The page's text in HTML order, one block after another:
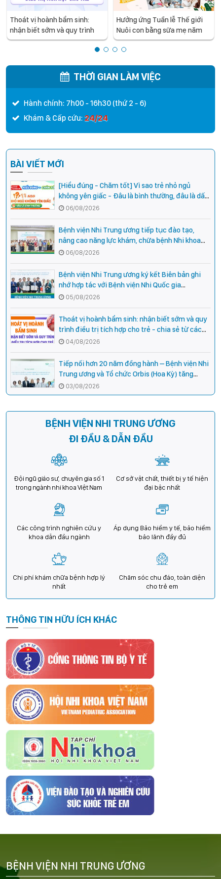
Thoát vị hoành bẩm sinh:
nhận biết sớm và quy trình
điều trị tích hợp cho trẻ -
Hưởng ứng Tuần lễ Thế giới
Nuôi con bằng sữa mẹ năm
2026
THỜI GIAN LÀM VIỆC
Hành chính: 7h00 - 16h30 (thứ 2 - 6)
Khám & Cấp cứu: 24/24
BÀI VIẾT MỚI
[Hiểu đúng - Chăm tốt] Vì sao trẻ nhỏ ngủ
không yên giấc - Đâu là bình thường, đâu là dấu
hiệu cần đi khám ngay?
06/08/2026
Bệnh viện Nhi Trung ương tiếp tục đào tạo,
nâng cao năng lực khám, chữa bệnh Nhi khoa
cho cán bộ y tế tại các tỉnh miền núi phía Bắc
06/08/2026
Bệnh viện Nhi Trung ương ký kết Biên bản ghi
nhớ hợp tác với Bệnh viện Nhi Quốc gia
Campuchia
05/08/2026
Thoát vị hoành bẩm sinh: nhận biết sớm và quy
trình điều trị tích hợp cho trẻ - chia sẻ từ các
chuyên gia hàng đầu của Bệnh Viện Nhi Trung
ương
04/08/2026
Tiếp nối hơn 20 năm đồng hành – Bệnh viện Nhi
Trung ương và Tổ chức Orbis (Hoa Kỳ) tăng
cường hợp tác, mở rộng cơ hội bảo vệ thị lực
cho trẻ em Việt Nam
03/08/2026
BỆNH VIỆN NHI TRUNG ƯƠNG
ĐI ĐẦU & DẪN ĐẦU
Đội ngũ giáo sư, chuyên gia số 1
trong ngành nhi khoa Việt Nam
Cơ sở vật chất, thiết bị y tế hiện
đại bậc nhất
Các công trình nghiên cứu y
khoa dẫn đầu ngành
Áp dụng Bảo hiểm y tế, bảo hiểm
bảo lãnh đầy đủ
Chi phí khám chữa bệnh hợp lý
nhất
Chăm sóc chu đáo, toàn diện
cho trẻ em
THÔNG TIN HỮU ÍCH KHÁC
BỆNH VIỆN NHI TRUNG ƯƠNG